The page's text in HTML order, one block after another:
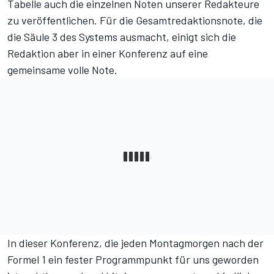
Tabelle auch die einzelnen Noten unserer Redakteure
zu veröffentlichen. Für die Gesamtredaktionsnote, die
die Säule 3 des Systems ausmacht, einigt sich die
Redaktion aber in einer Konferenz auf eine
gemeinsame volle Note.
In dieser Konferenz, die jeden Montagmorgen nach der
Formel 1 ein fester Programmpunkt für uns geworden